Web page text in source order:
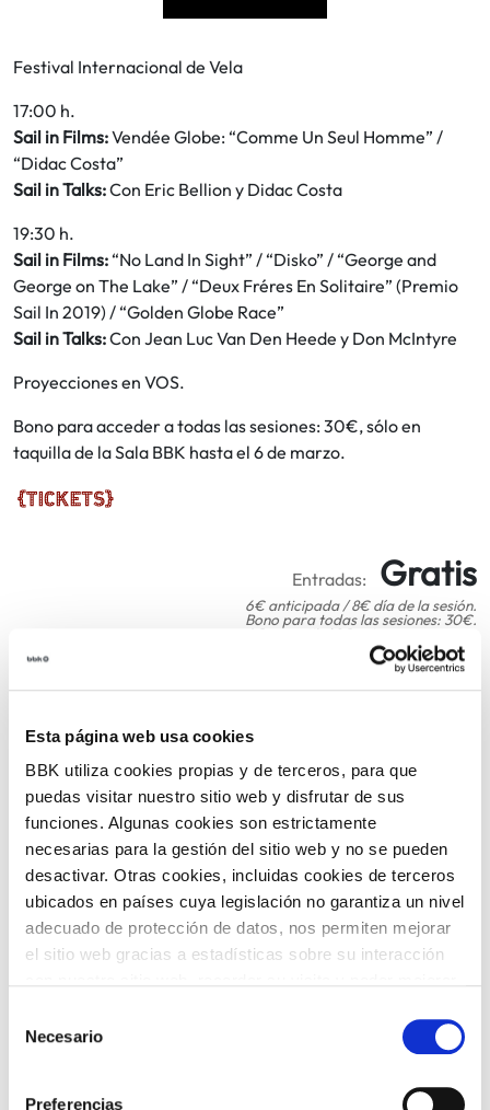
Esta página web usa cookies
BBK utiliza cookies propias y de terceros, para que
puedas visitar nuestro sitio web y disfrutar de sus
funciones. Algunas cookies son estrictamente
necesarias para la gestión del sitio web y no se pueden
desactivar. Otras cookies, incluidas cookies de terceros
ubicados en países cuya legislación no garantiza un nivel
adecuado de protección de datos, nos permiten mejorar
el sitio web gracias a estadísticas sobre su interacción
el uso que haga del sitio web con nuestros partners de
información que les haya proporcionado o que hayan
Necesario
Preferencias
Festival Internacional de Vela
17:00 h.
Sail in Films:Vendée Globe: “Comme Un Seul Homme” /
“Didac Costa”
Sail in Talks:Con Eric Bellion y Didac Costa
19:30 h.
Sail in Films:“No Land In Sight” / “Disko” / “George and
George on The Lake” / “Deux Fréres En Solitaire” (Premio
Sail In 2019) / “Golden Globe Race”
Sail in Talks:Con Jean Luc Van Den Heede y Don McIntyre
Proyecciones en VOS.
Bono para acceder a todas las sesiones: 30€, sólo en
taquilla de la Sala BBK hasta el 6 de marzo.
Entradas: Gratis
6€ anticipada / 8€ día de la sesión.
Bono para todas las sesiones: 30€.
6€ aurretik / 8€ saioaren egunean.
Saio guztietarako bonua: 30€.
VOLVER
TEMÁTICAS
FOTOGRAFÍA